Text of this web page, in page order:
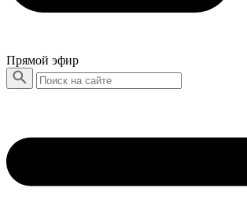
Прямой эфир